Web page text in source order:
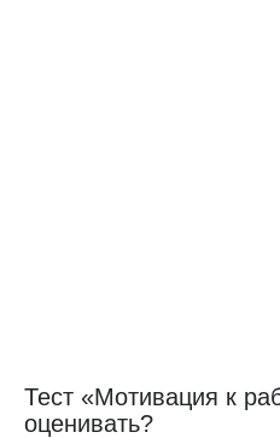
Тест «Мотивация к
оценивать?